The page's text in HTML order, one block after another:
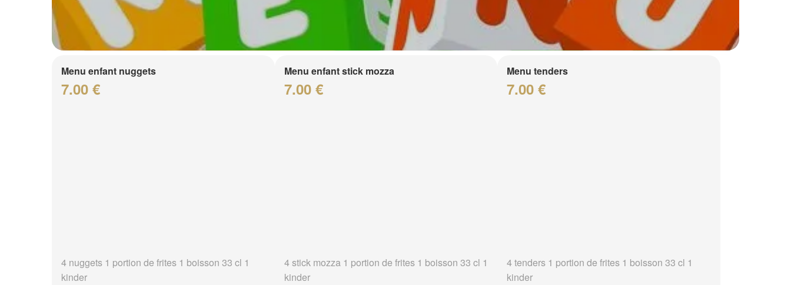
Menu enfant nuggets
7.00 €
4 nuggets 1 portion de frites 1 boisson 33 cl 1
kinder
Menu enfant stick mozza
7.00 €
4 stick mozza 1 portion de frites 1 boisson 33 cl 1
kinder
Menu tenders
7.00 €
4 tenders 1 portion de frites 1 boisson 33 cl 1
kinder